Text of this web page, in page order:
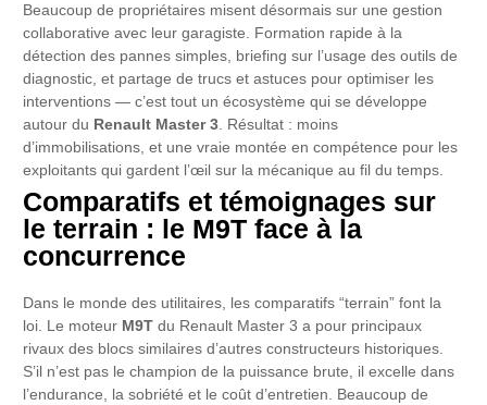
Beaucoup de propriétaires misent désormais sur une gestion
collaborative avec leur garagiste. Formation rapide à la
détection des pannes simples, briefing sur l’usage des outils de
diagnostic, et partage de trucs et astuces pour optimiser les
interventions — c’est tout un écosystème qui se développe
autour du Renault Master 3 . Résultat : moins
d’immobilisations, et une vraie montée en compétence pour les
exploitants qui gardent l’œil sur la mécanique au fil du temps.
Comparatifs et témoignages sur
le terrain : le M9T face à la
concurrence
Dans le monde des utilitaires, les comparatifs “terrain” font la
loi. Le moteur M9T du Renault Master 3 a pour principaux
rivaux des blocs similaires d’autres constructeurs historiques.
S’il n’est pas le champion de la puissance brute, il excelle dans
l’endurance, la sobriété et le coût d’entretien. Beaucoup de